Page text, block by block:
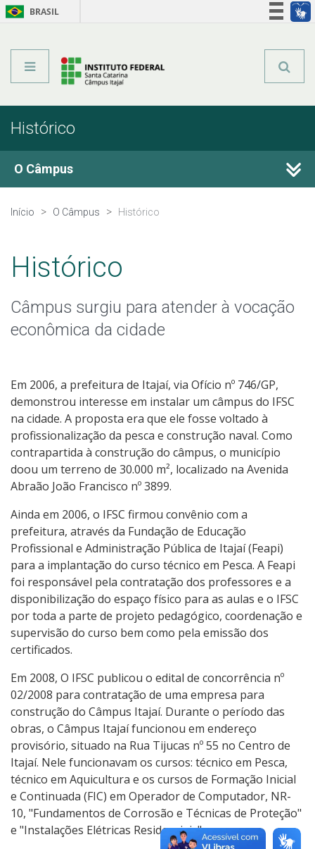
BRASIL
Histórico
O Câmpus
Histórico
Editais do Câmpus
Colegiados
Trabalhe no IFSC
Licitações
Agendamento dos Espaços do Câmpus
Ouvidoria
Início O Câmpus Histórico
Histórico
Câmpus surgiu para atender à vocação
econômica da cidade
Em 2006, a prefeitura de Itajaí, via Ofício nº 746/GP,
demonstrou interesse em instalar um câmpus do IFSC
na cidade. A proposta era que ele fosse voltado à
profissionalização da pesca e construção naval. Como
contrapartida à construção do câmpus, o município
doou um terreno de 30.000 m², localizado na Avenida
Abraão João Francisco nº 3899.
Ainda em 2006, o IFSC firmou convênio com a
prefeitura, através da Fundação de Educação
Profissional e Administração Pública de Itajaí (Feapi)
para a implantação do curso técnico em Pesca. A Feapi
foi responsável pela contratação dos professores e a
disponibilização do espaço físico para as aulas e o IFSC
por toda a parte de projeto pedagógico, coordenação e
supervisão do curso bem como pela emissão dos
certificados.
Em 2008, O IFSC publicou o edital de concorrência nº
02/2008 para contratação de uma empresa para
construção do Câmpus Itajaí. Durante o período das
obras, o Câmpus Itajaí funcionou em endereço
provisório, situado na Rua Tijucas nº 55 no Centro de
Itajaí. Nele funcionavam os cursos: técnico em Pesca,
técnico em Aquicultura e os cursos de Formação Inicial
e Continuada (FIC) em Operador de Computador, NR-
10, "Fundamentos de Corrosão e Técnicas de Proteção"
e "Instalações Elétricas Residenciais".